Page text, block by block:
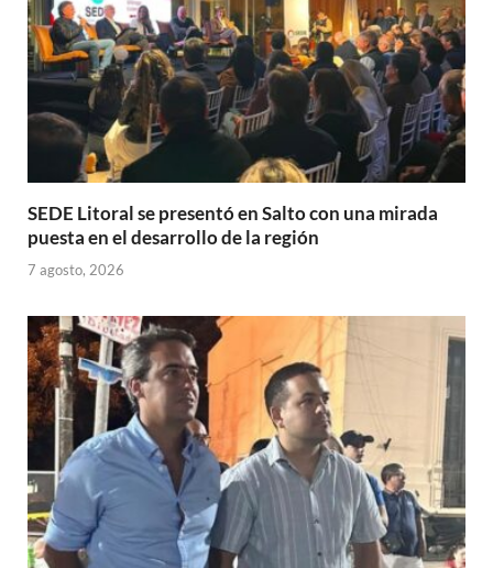
SEDE Litoral se presentó en Salto con una mirada
puesta en el desarrollo de la región
7 agosto, 2026